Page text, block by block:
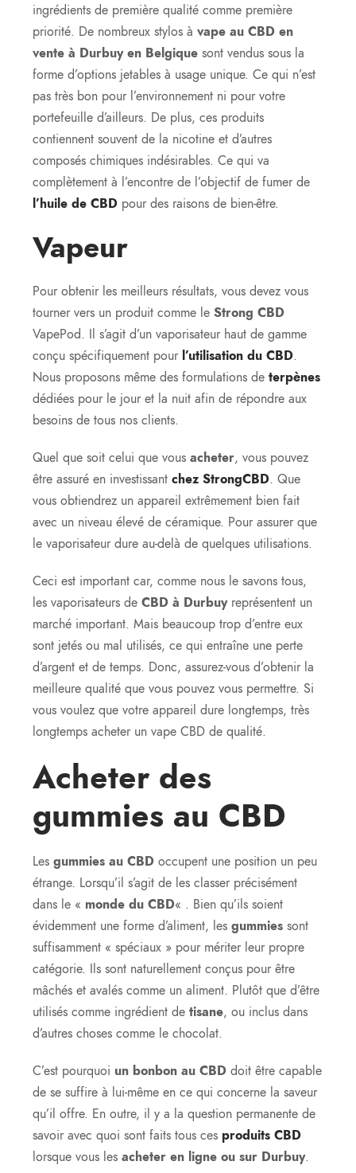
ingrédients de première qualité comme première
priorité. De nombreux stylos à vape au CBD en
vente à Durbuy en Belgique sont vendus sous la
forme d’options jetables à usage unique. Ce qui n’est
pas très bon pour l’environnement ni pour votre
portefeuille d’ailleurs. De plus, ces produits
contiennent souvent de la nicotine et d’autres
composés chimiques indésirables. Ce qui va
complètement à l’encontre de l’objectif de fumer de
l’huile de CBD pour des raisons de bien-être.
Vapeur
Pour obtenir les meilleurs résultats, vous devez vous
tourner vers un produit comme le Strong CBD
VapePod. Il s’agit d’un vaporisateur haut de gamme
conçu spécifiquement pour l’utilisation du CBD.
Nous proposons même des formulations de terpènes
dédiées pour le jour et la nuit afin de répondre aux
besoins de tous nos clients.
Quel que soit celui que vous acheter, vous pouvez
être assuré en investissant chez StrongCBD. Que
vous obtiendrez un appareil extrêmement bien fait
avec un niveau élevé de céramique. Pour assurer que
le vaporisateur dure au-delà de quelques utilisations.
Ceci est important car, comme nous le savons tous,
les vaporisateurs de CBD à Durbuyreprésentent un
marché important. Mais beaucoup trop d’entre eux
sont jetés ou mal utilisés, ce qui entraîne une perte
d’argent et de temps. Donc, assurez-vous d’obtenir la
meilleure qualité que vous pouvez vous permettre. Si
vous voulez que votre appareil dure longtemps, très
longtemps acheter un vape CBD de qualité.
Acheter des
gummies au CBD
Les gummies au CBD occupent une position un peu
étrange. Lorsqu’il s’agit de les classer précisément
dans le « monde du CBD« . Bien qu’ils soient
évidemment une forme d’aliment, les gummies sont
suffisamment « spéciaux » pour mériter leur propre
catégorie. Ils sont naturellement conçus pour être
mâchés et avalés comme un aliment. Plutôt que d’être
utilisés comme ingrédient de tisane, ou inclus dans
d’autres choses comme le chocolat.
C’est pourquoi un bonbon au CBD doit être capable
de se suffire à lui-même en ce qui concerne la saveur
qu’il offre. En outre, il y a la question permanente de
savoir avec quoi sont faits tous ces produits CBD
lorsque vous les acheter en ligne ou sur Durbuy.